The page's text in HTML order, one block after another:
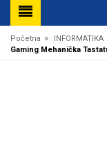
Početna » INFORMATIKA
Gaming Mehanička